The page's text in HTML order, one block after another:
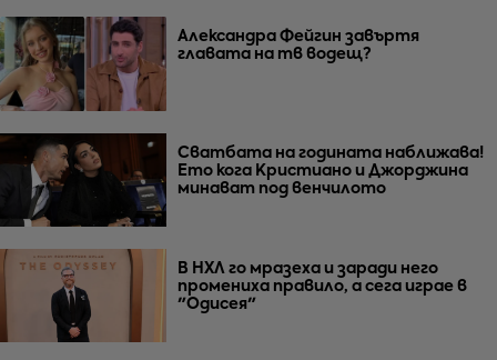
Александра Фейгин завъртя
главата на тв водещ?
Сватбата на годината наближава!
Ето кога Кристиано и Джорджина
минават под венчилото
В НХЛ го мразеха и заради него
промениха правило, а сега играе в
"Одисея"